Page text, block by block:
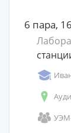
6 пара,